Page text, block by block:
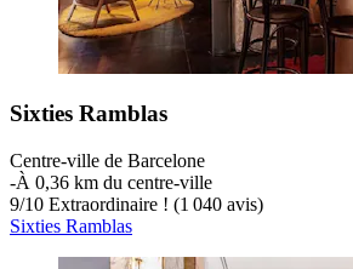
Sixties Ramblas
Centre-ville de Barcelone
‐À 0,36 km du centre-ville
9/10 Extraordinaire ! (1 040 avis)
Sixties Ramblas